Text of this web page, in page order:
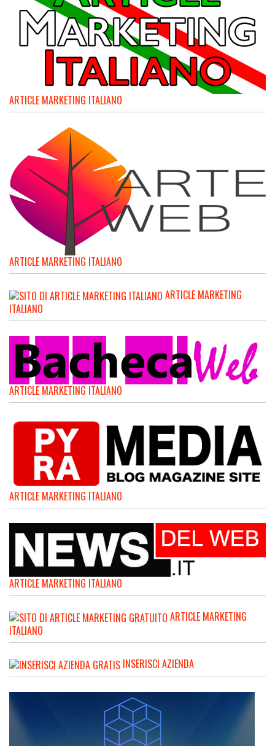
ARTICLE MARKETING ITALIANO
ARTICLE MARKETING ITALIANO
ARTICLE MARKETING
ITALIANO
ARTICLE MARKETING ITALIANO
ARTICLE MARKETING ITALIANO
ARTICLE MARKETING ITALIANO
ARTICLE MARKETING
ITALIANO
INSERISCI AZIENDA